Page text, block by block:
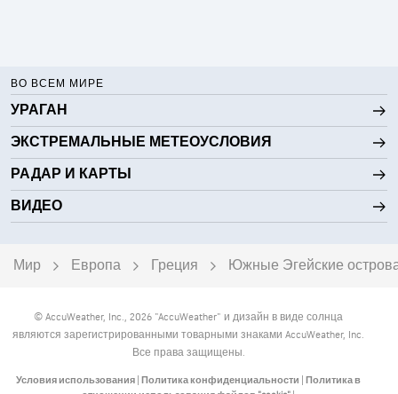
ВО ВСЕМ МИРЕ
УРАГАН
ЭКСТРЕМАЛЬНЫЕ МЕТЕОУСЛОВИЯ
РАДАР И КАРТЫ
ВИДЕО
Мир Европа Греция Южные Эгейские
© AccuWeather, Inc., 2026 "AccuWeather" и дизайн в виде солнца
являются зарегистрированными товарными знаками AccuWeather, Inc.
Все права защищены.
Условия использования Политика конфиденциальности
Политика в